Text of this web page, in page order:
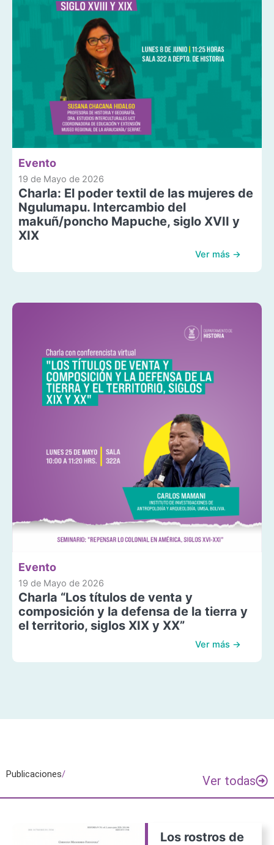
Evento
19 de Mayo de 2026
Charla: El poder textil de las mujeres de
Ngulumapu. Intercambio del
makuñ/poncho Mapuche, siglo XVII y
XIX
Ver más →
Evento
19 de Mayo de 2026
Charla “Los títulos de venta y
composición y la defensa de la tierra y
el territorio, siglos XIX y XX”
Ver más →
Publicaciones/ Ver todas
Los rostros de